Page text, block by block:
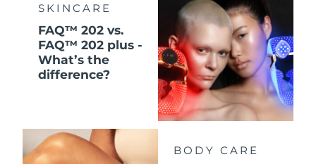
SKINCARE
FAQ™ 202 vs.
FAQ™ 202 plus -
What’s the
difference?
BODY CARE